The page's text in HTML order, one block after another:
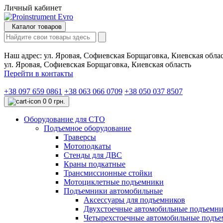
Личный кабинет
Каталог товаров
Наш адрес: ул. Яровая, Софиевская Борщаговка, Киевская
ул. Яровая, Софиевская Борщаговка, Киевская область
Перейти в контакты
+38 097 659 0861 +38 063 066 0709 +38 050 037 8507
0 0 грн.
Оборудование для СТО
Подъемное оборудование
Траверсы
Мотоподкаты
Стенды для ДВС
Краны подкатные
Трансмиссионные стойки
Мотоциклетные подъемники
Подъемники автомобильные
Аксессуары для подъемников
Двухстоечные автомобильные
Четырехстоечные автомобильные